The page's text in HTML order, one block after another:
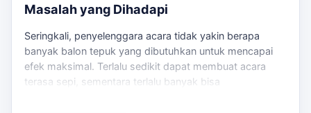
Masalah yang Dihadapi
Seringkali, penyelenggara acara tidak yakin berapa
banyak balon tepuk yang dibutuhkan untuk mencapai
efek maksimal. Terlalu sedikit dapat membuat acara
terasa sepi, sementara terlalu banyak bisa